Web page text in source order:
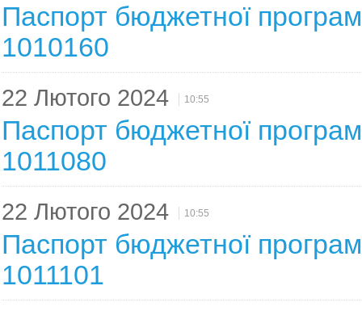
Паспорт бюджетної
1010160
22 Лютого 2024 10:55
Паспорт бюджетної
1011080
22 Лютого 2024 10:55
Паспорт бюджетної
1011101